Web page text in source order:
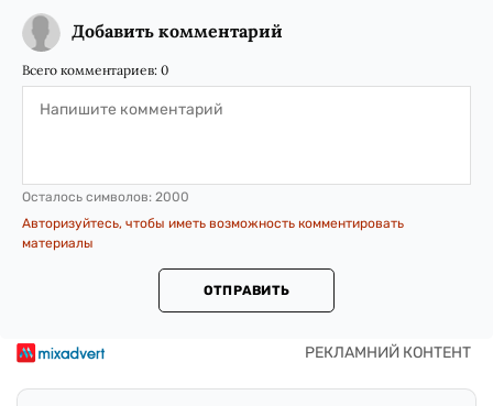
Добавить комментарий
Всего комментариев: 0
Осталось символов: 2000
Авторизуйтесь, чтобы иметь возможность комментировать
материалы
ОТПРАВИТЬ